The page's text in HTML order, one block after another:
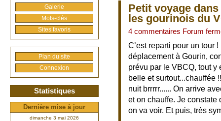
Petit voyage
les gourinois du
4 commentaires Forum
C’est reparti pour un tour
déplacement à Gourin,
prévu par le VBCQ, tout y
belle et surtout...chauffée
nuit brrrrr...... On arrive
et on chauffe. Je
on va voir. Et puis, très
Galerie
Mots-clés
Sites favoris
Plan du site
Connexion
Statistiques
Dernière mise à jour
dimanche 3 mai 2026